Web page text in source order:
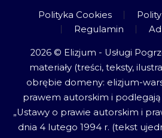
Polityka Cookies
Regulamin
2026 © Elizjum - Usługi
materiały (treści, teksty,
obrębie domeny: elizjum-
prawem autorskim i
„Ustawy o prawie autorskim i
dnia 4 lutego 1994 r. (tekst